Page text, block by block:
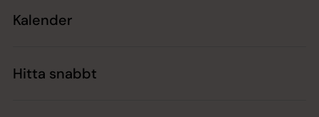
Kalender
Hitta snabbt